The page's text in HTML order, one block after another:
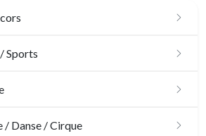
Sports
/ Danse / Cirque